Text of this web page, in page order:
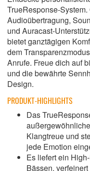
TrueResponse-
Audioübertragung,
und Auracast-
bietet ganztägigen
dem
Anrufe. Freue dich auf
und die bewährte
Design.
PRODUKT-HIGHLIGHTS
Das
Klangtreue und
jede Emotion
Es liefert ein
Bässen,